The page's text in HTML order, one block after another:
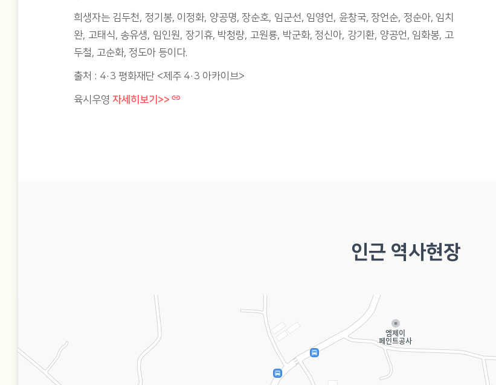
희생자는 김두천, 정기봉, 이정화, 양공명, 장순호, 임군선, 임영언, 윤창국, 장언순, 정순아, 임치
완, 고태식, 송유생, 임인원, 장기휴, 박청량, 고원룡, 박군화, 정신아, 강기환, 양공언, 임화봉, 고
두철, 고순화, 정도아 등이다.
출처 : 4·3 평화재단 <제주 4·3 아카이브>
육시우영 자세히보기>>
인근 역사현장